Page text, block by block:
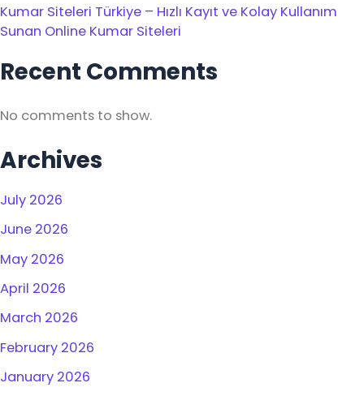
Kumar Siteleri Türkiye – Hızlı Kayıt ve Kolay Kullanım
Sunan Online Kumar Siteleri
Recent Comments
No comments to show.
Archives
July 2026
June 2026
May 2026
April 2026
March 2026
February 2026
January 2026